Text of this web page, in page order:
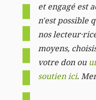
et engagé est
n'est possible
nos
moyens,
votre don ou
soutien ici.